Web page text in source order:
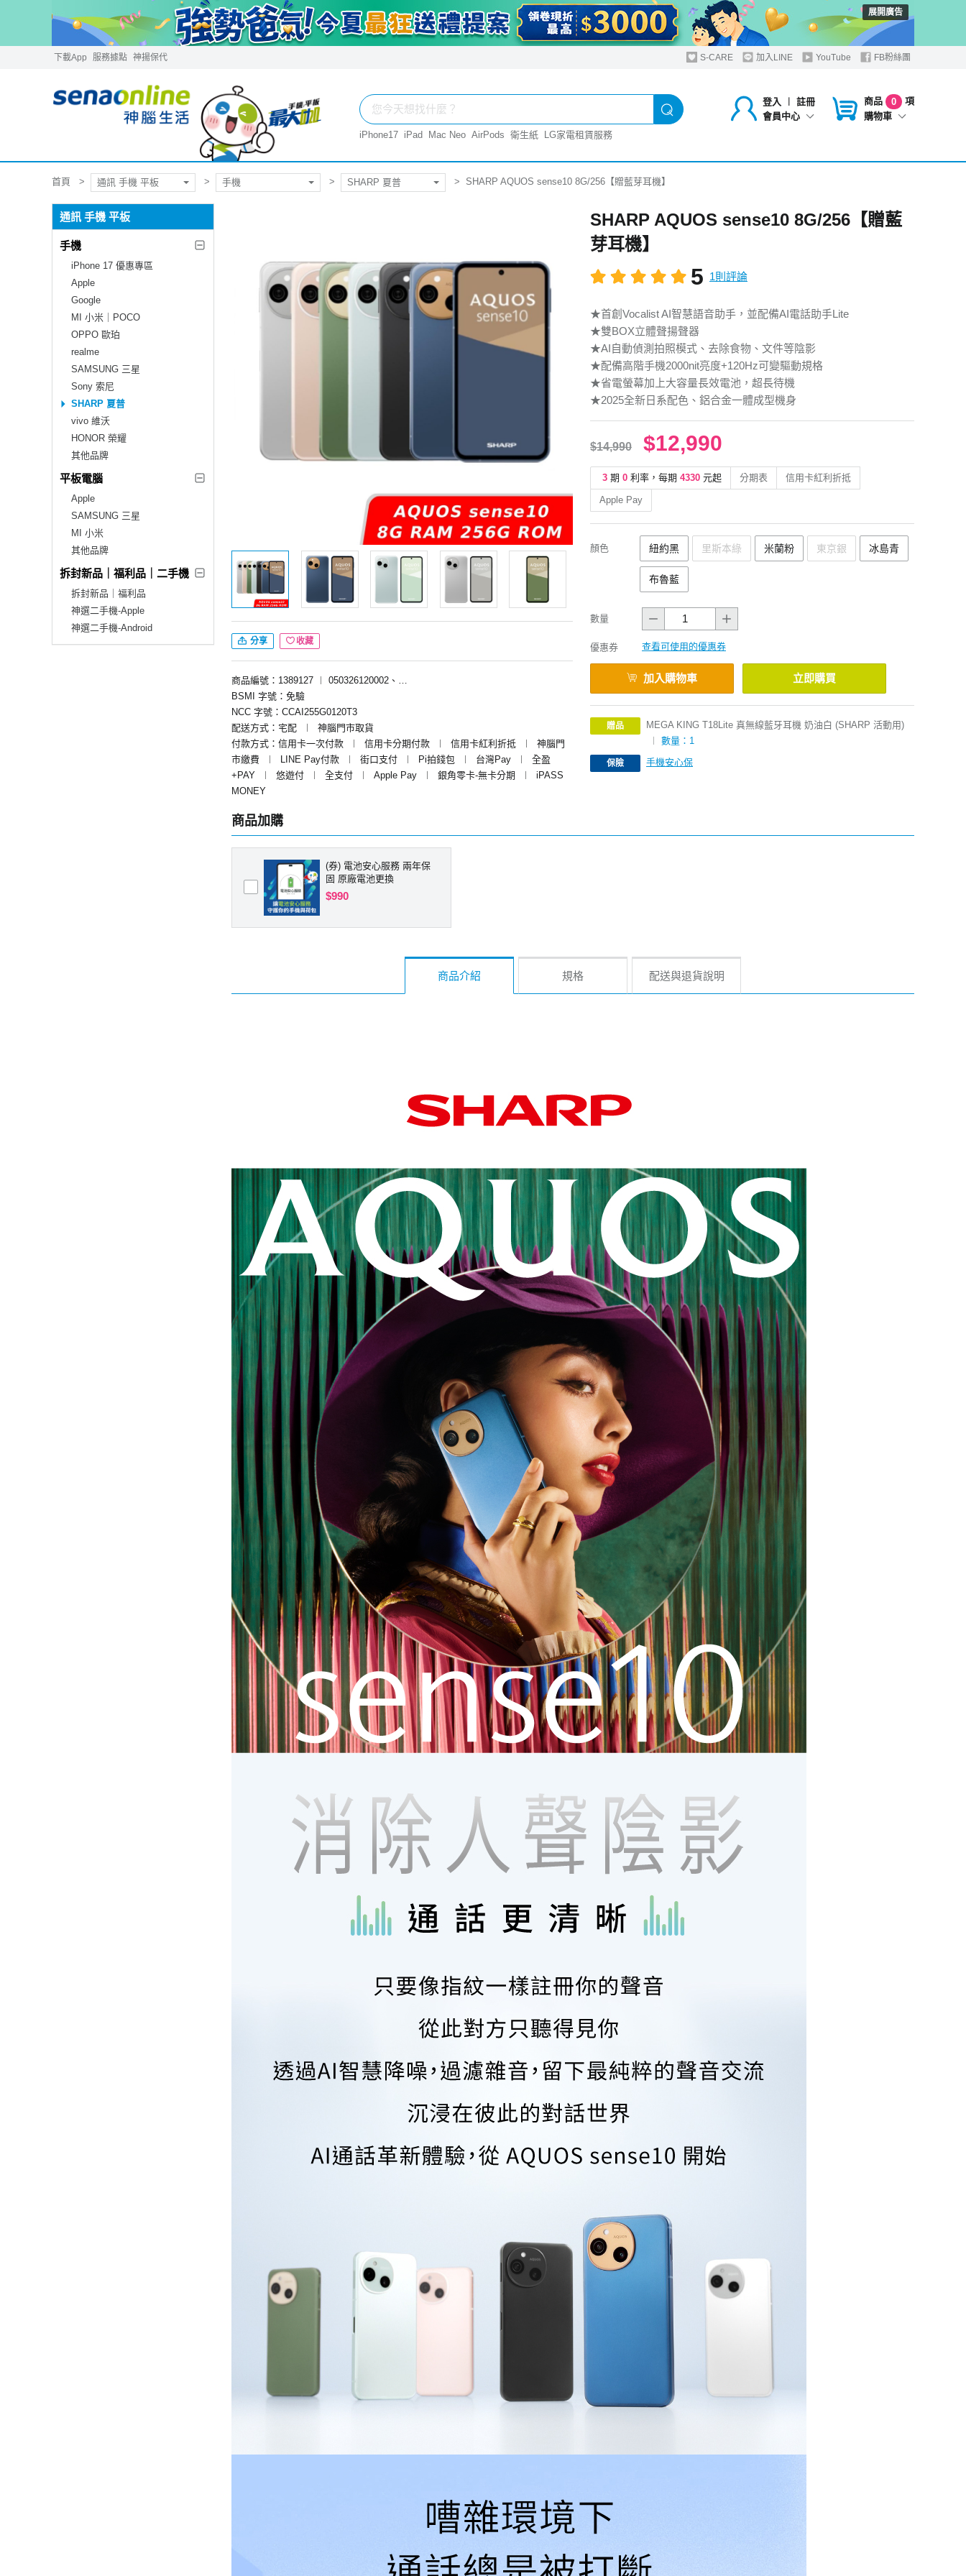
展開廣告
下載App 服務據點 神揚保代 S-CARE 加入LINE YouTube FB粉絲團
登入 ︱
註冊
會員中心
商品 0
項
購物車
iPhone17 iPad Mac Neo AirPods 衛生紙 LG家電租賃服務
首頁 通訊 手機 平板 手機 SHARP 夏普 SHARP AQUOS sense10 8G/256【贈藍芽耳機】
通訊 手機 平板
手機
iPhone 17 優惠專區
Apple
Google
MI 小米｜POCO
OPPO 歐珀
realme
SAMSUNG 三星
Sony 索尼
SHARP 夏普
vivo 維沃
HONOR 榮耀
其他品牌
平板電腦
Apple
SAMSUNG 三星
MI 小米
其他品牌
拆封新品｜福利品｜二手機
拆封新品｜福利品
神選二手機-Apple
神選二手機-Android
分享 收藏
商品編號：1389127 ︱
BSMI 字號：免驗
NCC 字號：CCAI255G0120T3
配送方式：宅配
︱
神腦門市取貨
付款方式：信用卡一次付款
︱ 信用卡分期付款 ︱ 信用卡紅利折抵 ︱
神腦門
市繳費
︱ LINE Pay付款 ︱ 街口支付 ︱ Pi拍錢包 ︱ 台灣Pay ︱
全盈
+PAY
︱ 悠遊付 ︱ 全支付 ︱ Apple Pay ︱ 銀角零卡-無卡分期 ︱
iPASS
MONEY
SHARP AQUOS sense10 8G/256【贈藍
芽耳機】
5 1則評論
★首創Vocalist AI智慧語音助手，並配備AI電話助手Lite
★雙BOX立體聲揚聲器
★AI自動偵測拍照模式、去除食物、文件等陰影
★配備高階手機2000nit亮度+120Hz可變驅動規格
★省電螢幕加上大容量長效電池，超長待機
★2025全新日系配色、鋁合金一體成型機身
$14,990 $12,990
3 期 0 利率，每期 4330 元起 分期表 信用卡紅利折抵
Apple Pay
顏色 紐約黑 里斯本綠 米蘭粉 東京銀 冰島青
布魯藍
數量
優惠券 查看可使用的優惠券
加入購物車 立即購買
贈品
MEGA KING T18Lite 真無線藍牙耳機 奶油白 (SHARP 活動用)
︱
數量：1
保險 手機安心保
商品加購
(券) 電池安心服務 兩年保
固 原廠電池更換
$990
商品介紹 規格 配送與退貨說明